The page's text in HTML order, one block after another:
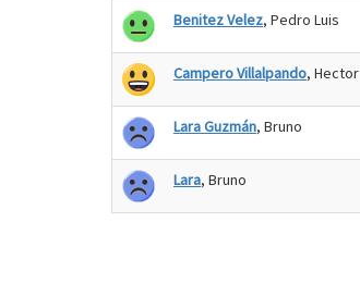
Benitez Velez, Pedro Luis
Campero Villalpando, Hector
Lara Guzmán, Bruno
Lara, Bruno